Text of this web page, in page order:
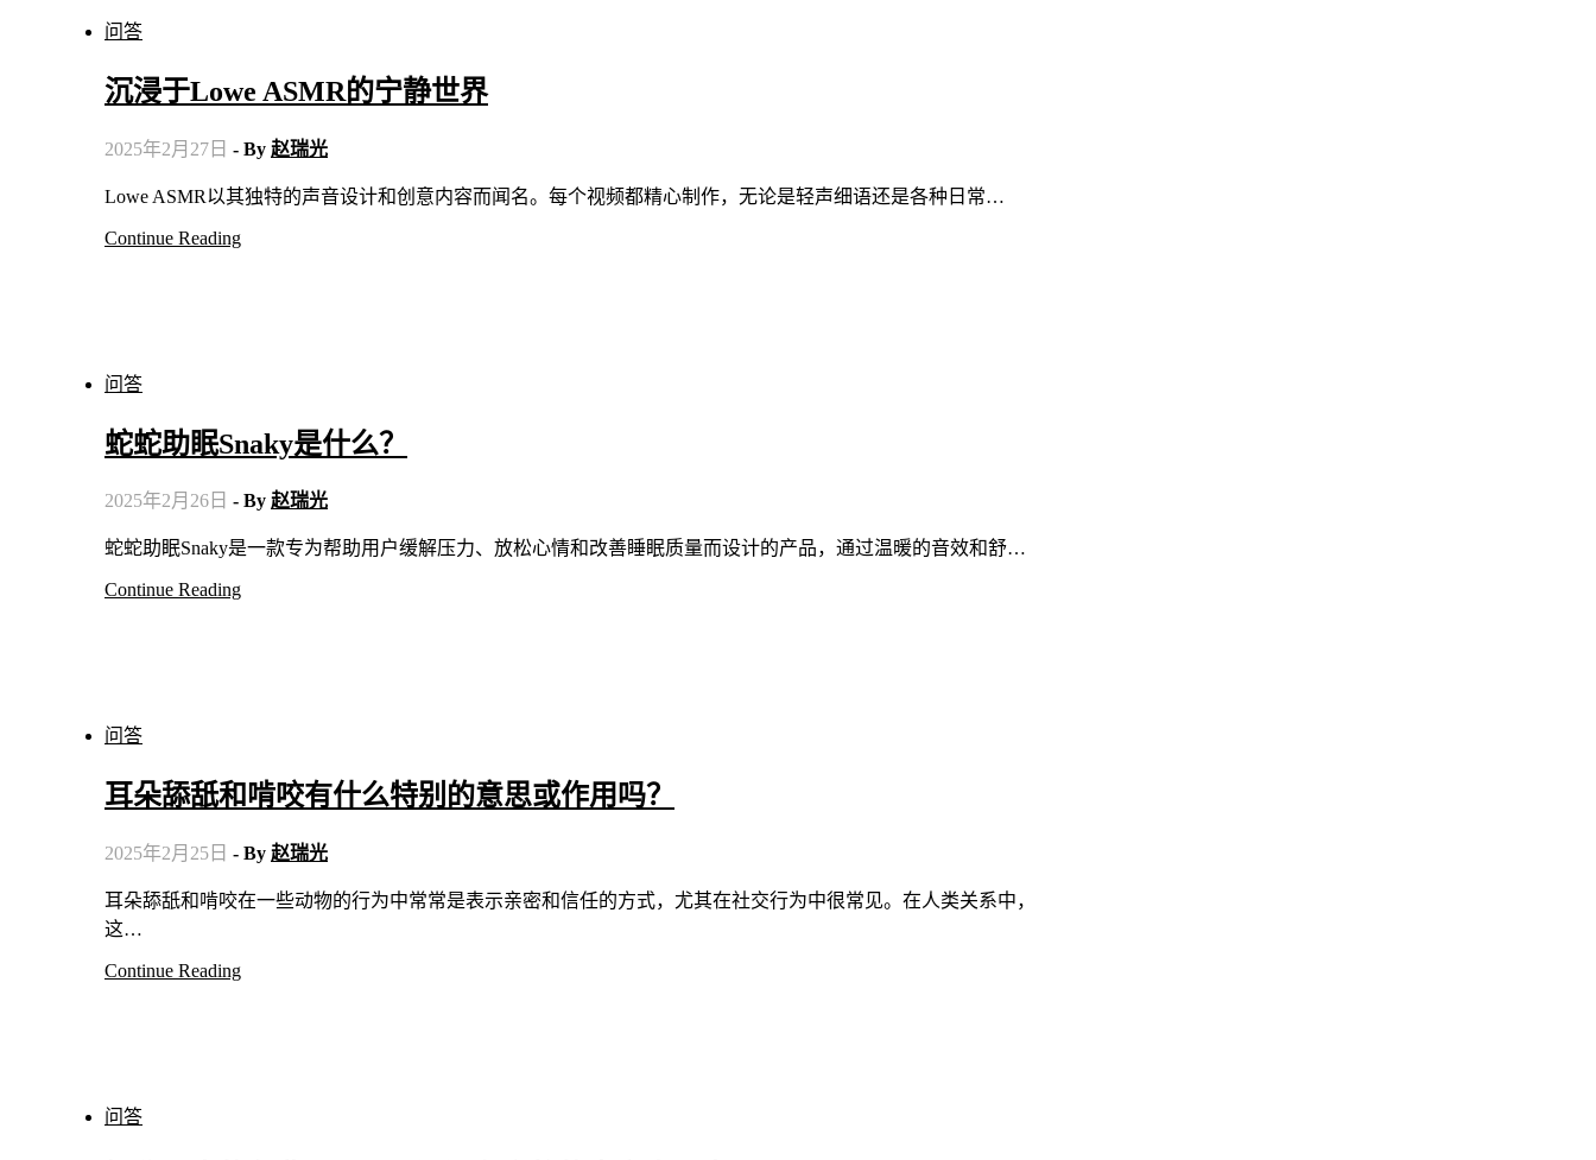
问答
沉浸于Lowe ASMR的宁静世界
2025年2月27日 - By 赵瑞光
Lowe ASMR以其独特的声音设计和创意内容而闻名。每个视频都精心制作，无论是轻声细语还是各种日常…
Continue Reading
问答
蛇蛇助眠Snaky是什么？
2025年2月26日 - By 赵瑞光
蛇蛇助眠Snaky是一款专为帮助用户缓解压力、放松心情和改善睡眠质量而设计的产品，通过温暖的音效和舒…
Continue Reading
问答
耳朵舔舐和啃咬有什么特别的意思或作用吗？
2025年2月25日 - By 赵瑞光
耳朵舔舐和啃咬在一些动物的行为中常常是表示亲密和信任的方式，尤其在社交行为中很常见。在人类关系中，
这…
Continue Reading
问答